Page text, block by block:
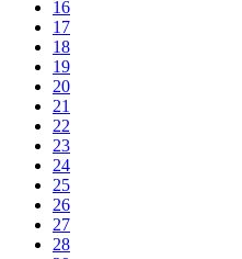
16
17
18
19
20
21
22
23
24
25
26
27
28